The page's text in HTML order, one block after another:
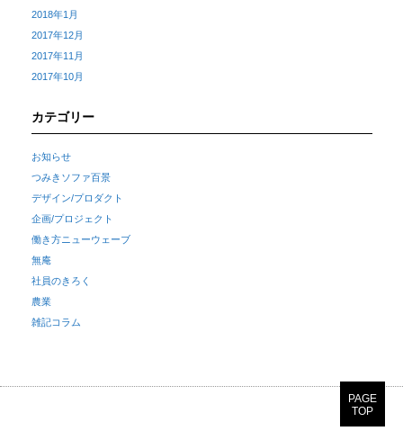
2018年1月
2017年12月
2017年11月
2017年10月
カテゴリー
お知らせ
つみきソファ百景
デザイン/プロダクト
企画/プロジェクト
働き方ニューウェーブ
無庵
社員のきろく
農業
雑記コラム
PAGE
TOP